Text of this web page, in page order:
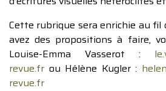
Cette rubrique sera enrichie au fil
avez des propositions à faire,
Louise-Emma Vasserot :
revue.fr ou Hélène Kugler :
revue.fr